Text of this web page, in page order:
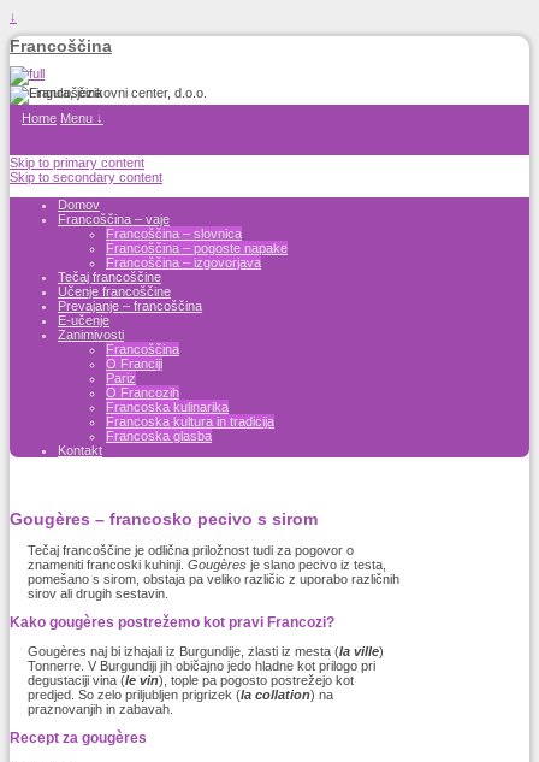
↓
Francoščina
Home Menu ↓
Skip to primary content
Skip to secondary content
Domov
Francoščina – vaje
Francoščina – slovnica
Francoščina – pogoste napake
Francoščina – izgovorjava
Tečaj francoščine
Učenje francoščine
Prevajanje – francoščina
E-učenje
Zanimivosti
Francoščina
O Franciji
Pariz
O Francozih
Francoska kulinarika
Francoska kultura in tradicija
Francoska glasba
Kontakt
Gougères – francosko pecivo s sirom
Tečaj francoščine je odlična priložnost tudi za pogovor o
znameniti francoski kuhinji. Gougères je slano pecivo iz testa,
pomešano s sirom, obstaja pa veliko različic z uporabo različnih
sirov ali drugih sestavin.
Kako gougères postrežemo kot pravi Francozi?
Gougères naj bi izhajali iz Burgundije, zlasti iz mesta (la ville)
Tonnerre. V Burgundiji jih običajno jedo hladne kot prilogo pri
degustaciji vina (le vin), tople pa pogosto postrežejo kot
predjed. So zelo priljubljen prigrizek (la collation) na
praznovanjih in zabavah.
Recept za gougères